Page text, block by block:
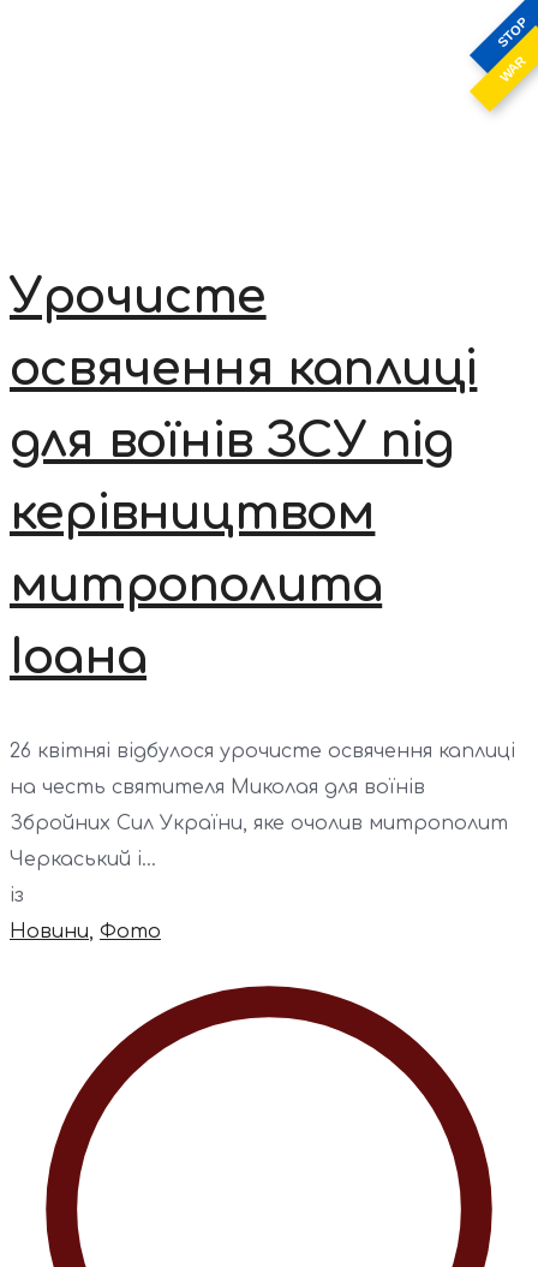
STOP
WAR
Урочисте
освячення каплиці
для воїнів ЗСУ під
керівництвом
митрополита
Іоана
26 квітняі відбулося урочисте освячення каплиці
на честь святителя Миколая для воїнів
Збройних Сил України, яке очолив митрополит
Черкаський і...
із
Новини, Фото